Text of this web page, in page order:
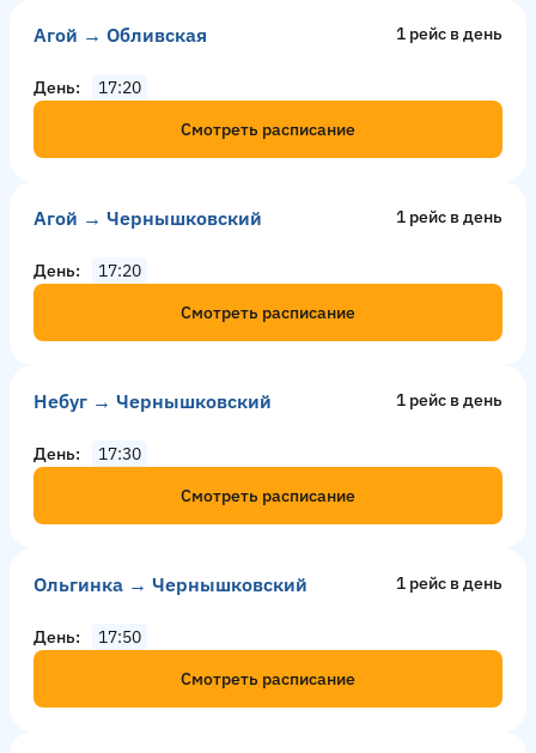
Агой → Обливская 1 рейс в день
День
17:20
Смотреть расписание
Агой → Чернышковский 1 рейс в день
День
17:20
Смотреть расписание
Небуг → Чернышковский 1 рейс в день
День
17:30
Смотреть расписание
Ольгинка → Чернышковский 1 рейс в день
День
17:50
Смотреть расписание